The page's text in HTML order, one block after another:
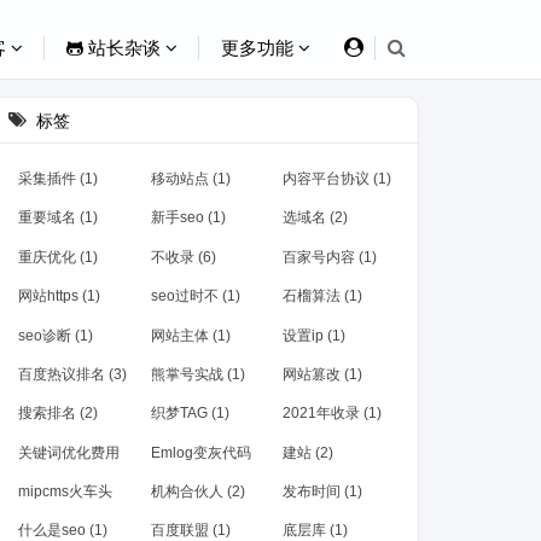
站长杂谈 更多功能
标签
采集插件 (1) 移动站点 (1) 内容平台协议 (1)
重要域名 (1) 新手seo (1) 选域名 (2)
重庆优化 (1) 不收录 (6) 百家号内容 (1)
网站https (1) seo过时不 (1) 石榴算法 (1)
seo诊断 (1) 网站主体 (1) 设置ip (1)
百度热议排名 (3) 熊掌号实战 (1) 网站篡改 (1)
搜索排名 (2) 织梦TAG (1) 2021年收录 (1)
关键词优化费用
(1)
Emlog变灰代码
(1)
建站 (2)
mipcms火车头
(1)
机构合伙人 (2) 发布时间 (1)
什么是seo (1) 百度联盟 (1) 底层库 (1)